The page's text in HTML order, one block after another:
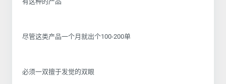
尽管这类产品一个月就出个100-200单
必须一双擅于发觉的双眼